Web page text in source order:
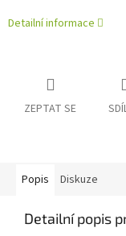
Detailní informace
ZEPTAT SE
Popis Diskuze
Detailní popis